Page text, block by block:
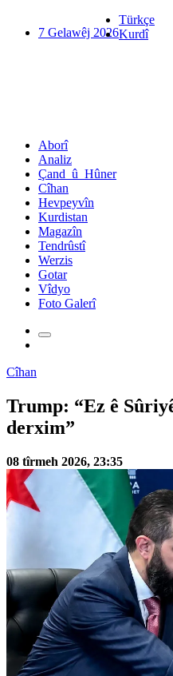
7 Gelawêj 2026
Türkçe
Kurdî
Aborî
Analiz
Çand_û_Hûner
Cîhan
Hevpeyvîn
Kurdistan
Magazîn
Tendrûstî
Werzis
Gotar
Vîdyo
Foto Galerî
Cîhan
Trump: “Ez ê
derxim”
08 tîrmeh 2026, 23:35